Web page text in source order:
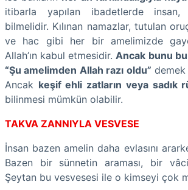
itibarla yapılan ibadetlerde insan,
bilmelidir. Kılınan namazlar, tutulan
ve hac gibi her bir amelimizde
Allah’ın kabul etmesidir. Ancak bunu
“Şu amelimden Allah razı oldu”
Ancak keşif ehli zatların veya sadık
bilinmesi mümkün olabilir.
TAKVA ZANNIYLA VESVESE
İnsan bazen amelin daha evlasını
Bazen bir sünnetin araması, bir
Şeytan bu vesvesesi ile o kimseyi çok